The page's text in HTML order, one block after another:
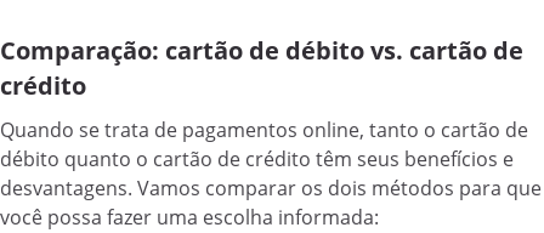
Comparação: cartão de débito vs. cartão de
crédito
Quando se trata de pagamentos online, tanto o cartão de
débito quanto o cartão de crédito têm seus benefícios e
desvantagens. Vamos comparar os dois métodos para que
você possa fazer uma escolha informada: